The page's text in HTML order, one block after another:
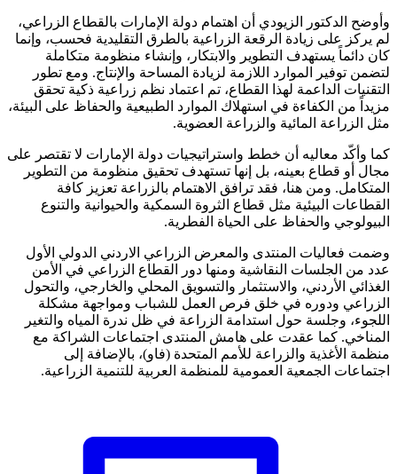
وأوضح الدكتور الزيودي أن اهتمام دولة الإمارات بالقطاع الزراعي،
لم يركز على زيادة الرقعة الزراعية بالطرق التقليدية فحسب، وإنما
كان دائماً يستهدف التطوير والابتكار، وإنشاء منظومة متكاملة
لتضمن توفير الموارد اللازمة لزيادة المساحة والإنتاج. ومع تطور
التقنيات الداعمة لهذا القطاع، تم اعتماد نظم زراعية ذكية تحقق
مزيداً من الكفاءة في استهلاك الموارد الطبيعية والحفاظ على البيئة،
مثل الزراعة المائية والزراعة العضوية.
كما وأكّد معاليه أن خطط واستراتيجيات دولة الإمارات لا تقتصر على
مجال أو قطاع بعينه، بل إنها تستهدف تحقيق منظومة من التطوير
المتكامل. ومن هنا، فقد ترافق الاهتمام بالزراعة تعزيز كافة
القطاعات البيئية مثل قطاع الثروة السمكية والحيوانية والتنوع
البيولوجي والحفاظ على الحياة الفطرية.
وضمت فعاليات المنتدى والمعرض الزراعي الاردني الدولي الأول
عدد من الجلسات النقاشية ومنها دور القطاع الزراعي في الأمن
الغذائي الأردني، والاستثمار والتسويق المحلي والخارجي، والتحول
الزراعي ودوره في خلق فرص العمل للشباب ومواجهة مشكلة
اللجوء، وجلسة حول استدامة الزراعة في ظل ندرة المياه والتغير
المناخي. كما عقدت على هامش المنتدى اجتماعات الشراكة مع
منظمة الأغذية والزراعة للأمم المتحدة (فاو)، بالإضافة إلى
اجتماعات الجمعية العمومية للمنظمة العربية للتنمية الزراعية.